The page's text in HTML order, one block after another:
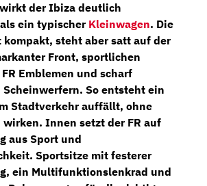
der Ibiza deutlich
ein typischer Kleinwagen. Die
kompakt, steht aber satt auf der
Front, sportlichen
Emblemen und scharf
Scheinwerfern. So entsteht ein
Stadtverkehr auffällt, ohne
wirken. Innen setzt der FR auf
aus Sport und
Sportsitze mit festerer
ein Multifunktionslenkrad und